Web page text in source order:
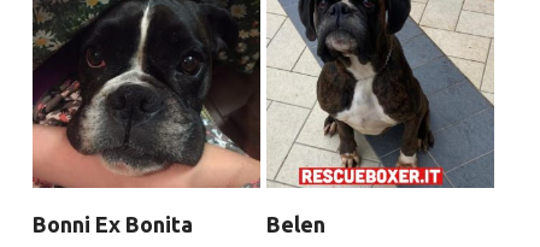
Bonni Ex Bonita Belen